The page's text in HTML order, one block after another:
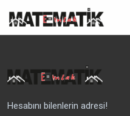
Hesabını bilenlerin adresi!